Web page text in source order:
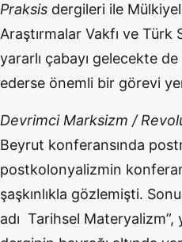
Praksis dergileri ile
Araştırmalar Vakfı ve
yararlı çabayı gelecekte de
ederse önemli bir görevi
Devrimci Marksizm /
Beyrut konferansında
postkolonyalizmin
şaşkınlıkla gözlemişti.
adı Tarihsel